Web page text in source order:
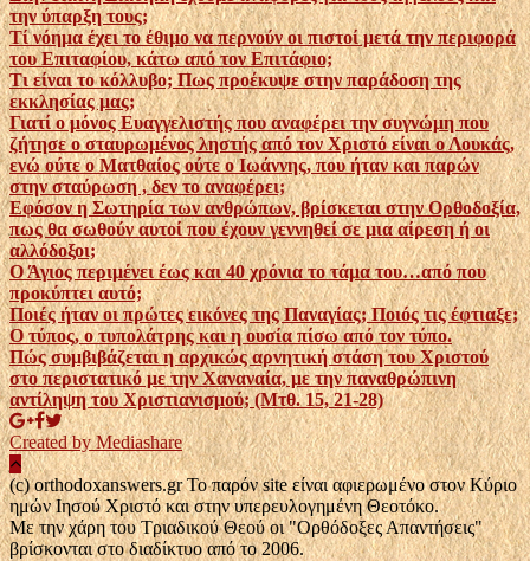
την ύπαρξη τους;
Τί νόημα έχει το έθιμο να περνούν οι πιστοί μετά την περιφορά
του Επιταφίου, κάτω από τον Επιτάφιο;
Τι είναι το κόλλυβο; Πως προέκυψε στην παράδοση της
εκκλησίας μας;
Γιατί ο μόνος Ευαγγελιστής που αναφέρει την συγνώμη που
ζήτησε ο σταυρωμένος ληστής από τον Χριστό είναι ο Λουκάς,
ενώ ούτε ο Ματθαίος ούτε ο Ιωάννης, που ήταν και παρών
στην σταύρωση , δεν το αναφέρει;
Εφόσον η Σωτηρία των ανθρώπων, βρίσκεται στην Ορθοδοξία,
πως θα σωθούν αυτοί που έχουν γεννηθεί σε μια αίρεση ή οι
αλλόδοξοι;
Ο Άγιος περιμένει έως και 40 χρόνια το τάμα του…από που
προκύπτει αυτό;
Ποιές ήταν οι πρώτες εικόνες της Παναγίας; Ποιός τις έφτιαξε;
Ο τύπος, ο τυπολάτρης και η ουσία πίσω από τον τύπο.
Πώς συμβιβάζεται η αρχικώς αρνητική στάση του Χριστού
στο περιστατικό με την Χαναναία, με την παναθρώπινη
αντίληψη του Χριστιανισμού; (Μτθ. 15, 21-28)
Created by Mediashare
(c) orthodoxanswers.gr Το παρόν site είναι αφιερωμένο στον Κύριο
ημών Ιησού Χριστό και στην υπερευλογημένη Θεοτόκο.
Με την χάρη του Τριαδικού Θεού οι "Ορθόδοξες Απαντήσεις"
βρίσκονται στο διαδίκτυο από το 2006.